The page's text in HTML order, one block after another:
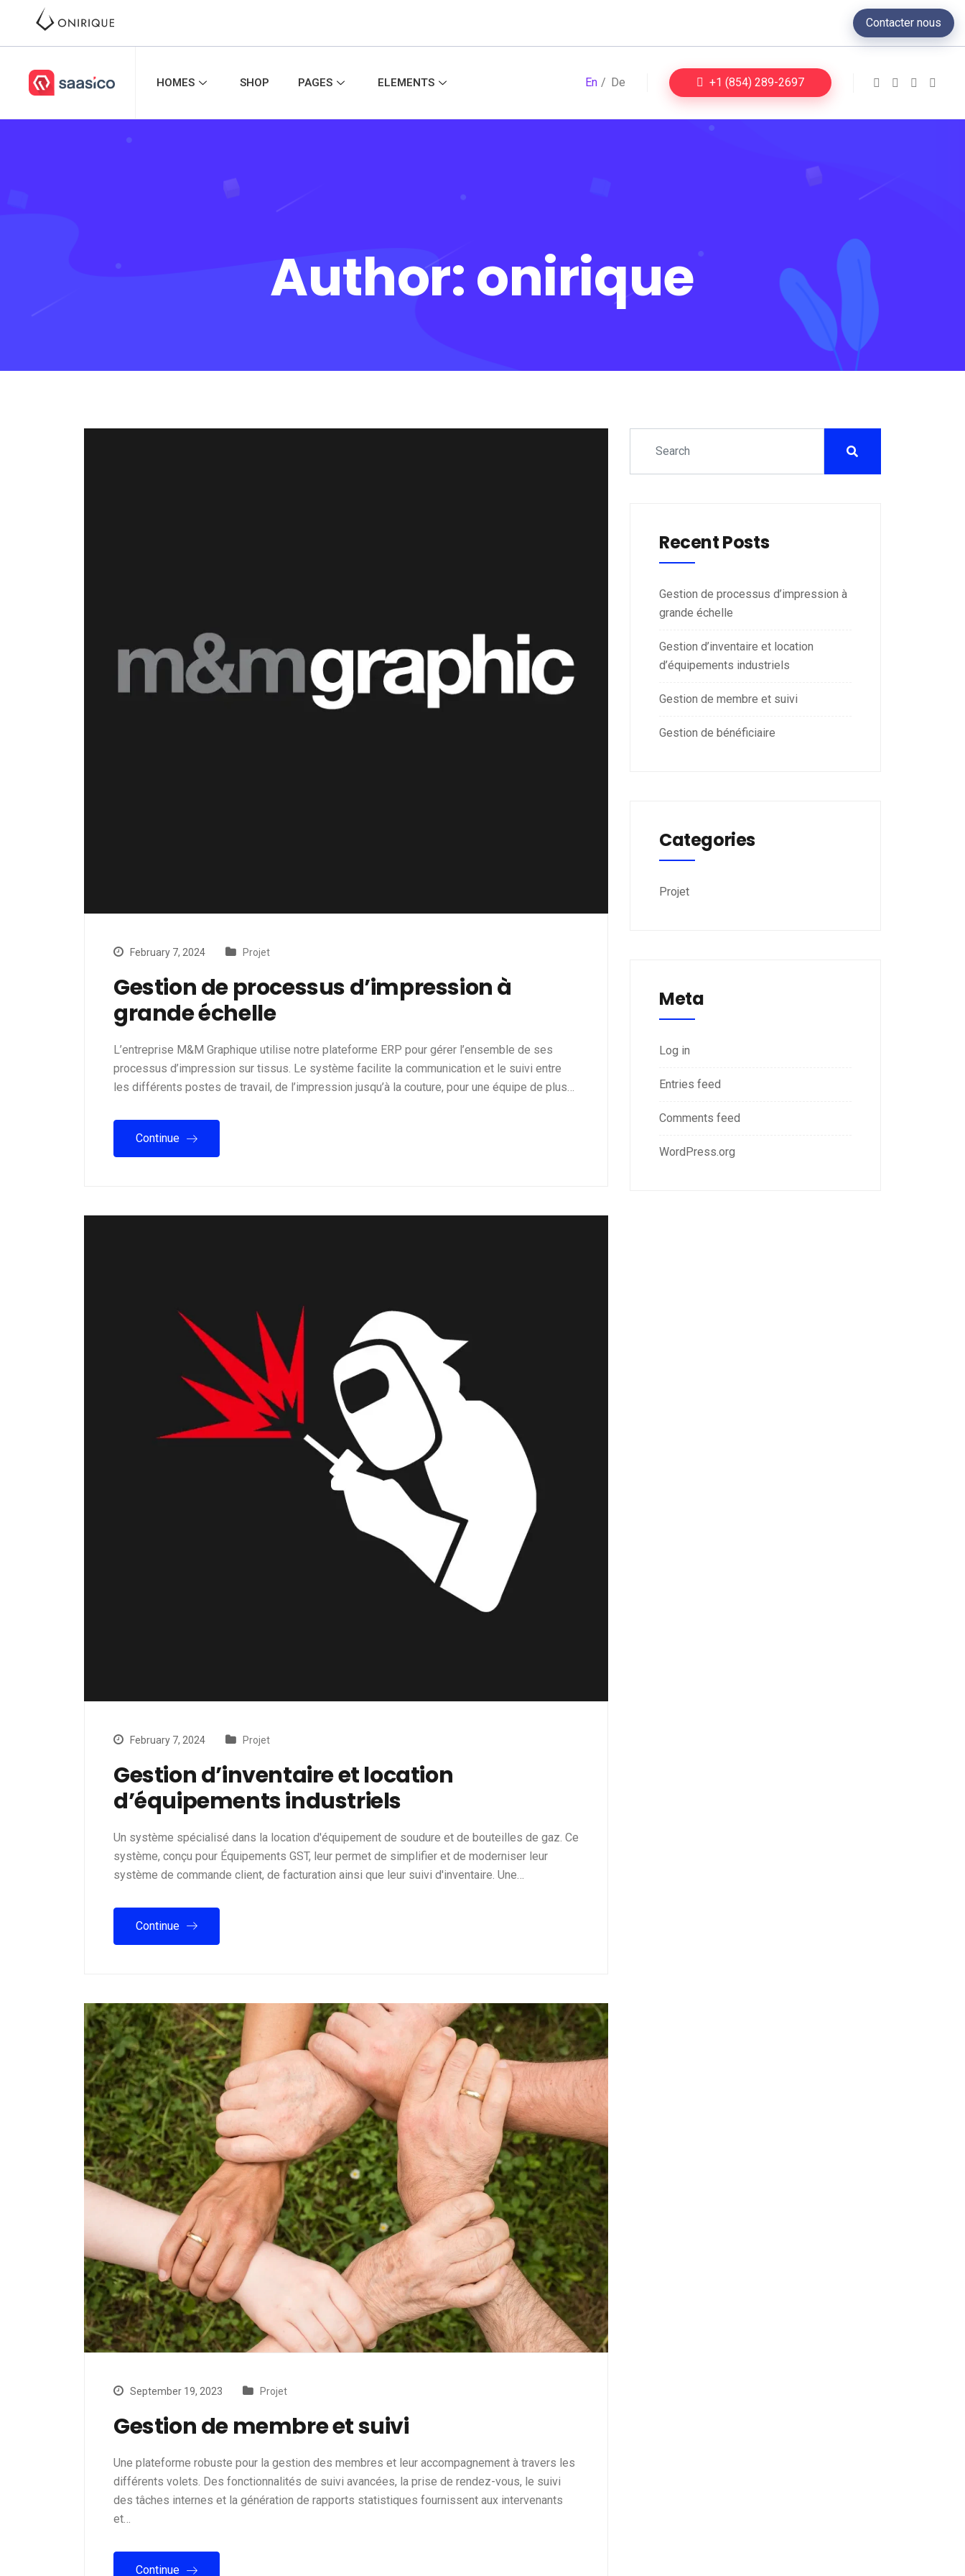
Contacter nous
HOMES SHOP PAGES ELEMENTS En De +1 (854) 289-2697
Author:onirique
February 7, 2024 Projet
Gestion de processus d’impression à
grande échelle
L’entreprise M&M Graphique utilise notre plateforme ERP pour gérer l’ensemble de ses
processus d’impression sur tissus. Le système facilite la communication et le suivi entre
les différents postes de travail, de l’impression jusqu’à la couture, pour une équipe de plus…
Continue
February 7, 2024 Projet
Gestion d’inventaire et location
d’équipements industriels
Un système spécialisé dans la location d'équipement de soudure et de bouteilles de gaz. Ce
système, conçu pour Équipements GST, leur permet de simplifier et de moderniser leur
système de commande client, de facturation ainsi que leur suivi d'inventaire. Une…
Continue
September 19, 2023 Projet
Gestion de membre et suivi
Une plateforme robuste pour la gestion des membres et leur accompagnement à travers les
différents volets. Des fonctionnalités de suivi avancées, la prise de rendez-vous, le suivi
des tâches internes et la génération de rapports statistiques fournissent aux intervenants
et…
Continue
Recent Posts
Gestion de processus d’impression à
grande échelle
Gestion d’inventaire et location
d’équipements industriels
Gestion de membre et suivi
Gestion de bénéficiaire
Categories
Projet
Meta
Log in
Entries feed
Comments feed
WordPress.org